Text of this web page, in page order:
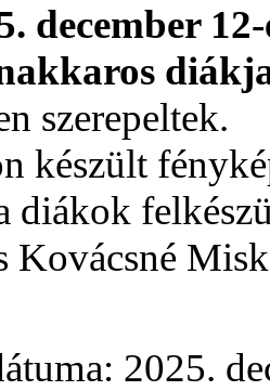
december
szerepeltek.
készült
diákok
Kovácsné
2025.